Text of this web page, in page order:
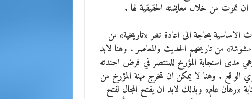
تموت من خلال معايشته الحقيقية لها .
بحاجة الى اعادة نظر «تاريخية» من
من تاريخهم الحديث والمعاصر . وهنا لابد
مدى استجابة المؤرخ للمنتصر في فرض اجندته
. وهنا لا يمكن ان تخرج مهنة المؤرخ من
«رهان عام» وبذلك لابد ان يفتح المجال لفتح